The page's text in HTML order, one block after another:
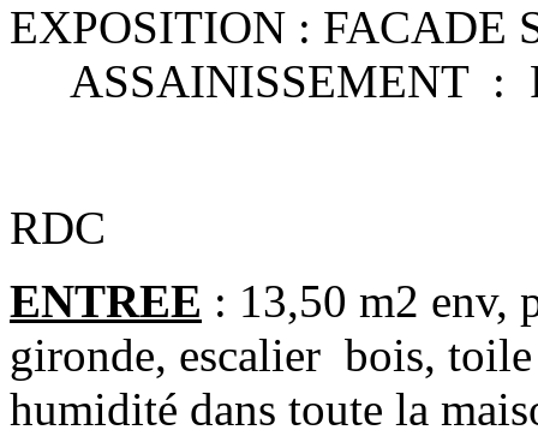
EXPOSITION :
ASSAINISSEMENT :
RDC
ENTREE : 13,50 m2 env,
gironde, escalier bois,
humidité dans toute la